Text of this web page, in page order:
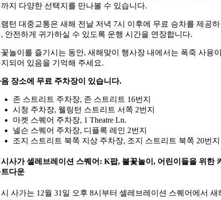
지 다양한 선택지를 만나볼 수 있습니다.
턴 대중교통은 새해 전날 저녁 7시 이후에 무료 승차를 제공하
안전하게 귀가하실 수 있도록 운행 시간을 연장합니다.
놀이를 즐기시는 동안, 새해맞이 행사장 내에서는 폭죽 사용
되어 있음을 기억해 주세요.
장소에 무료 주차장이 있습니다.
존 스트리트 주차장, 존 스트리트 16번지
시청 주차장, 웰링턴 스트리트 서쪽 2번지
마켓 스퀘어 주차장, 1 Theatre Ln.
넬슨 스퀘어 주차장, 디플록 레인 2번지
조지 스트리트 북쪽 지상 주차장, 조지 스트리트 북쪽 20번지
사가 셀레브레이션 스퀘어: K팝, 불꽃놀이, 어린이들을 위한
다운
사가는 12월 31일 오후 8시부터 셀레브레이션 스퀘어에서 새